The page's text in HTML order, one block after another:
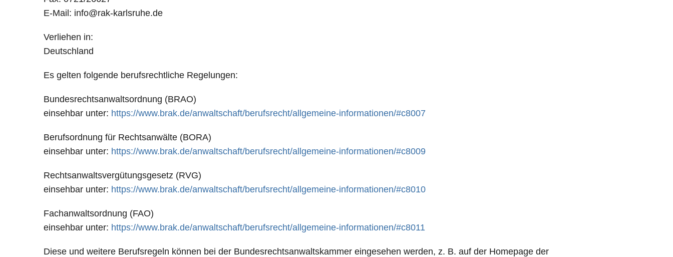
E-Mail: info@rak-karlsruhe.de
Verliehen in:
Deutschland
Es gelten folgende berufsrechtliche Regelungen:
Bundesrechtsanwaltsordnung (BRAO)
einsehbar unter: https://www.brak.de/anwaltschaft/berufsrecht/allgemeine-informationen/#c8007
Berufsordnung für Rechtsanwälte (BORA)
einsehbar unter: https://www.brak.de/anwaltschaft/berufsrecht/allgemeine-informationen/#c8009
Rechtsanwaltsvergütungsgesetz (RVG)
einsehbar unter: https://www.brak.de/anwaltschaft/berufsrecht/allgemeine-informationen/#c8010
Fachanwaltsordnung (FAO)
einsehbar unter: https://www.brak.de/anwaltschaft/berufsrecht/allgemeine-informationen/#c8011
Diese und weitere Berufsregeln können bei der Bundesrechtsanwaltskammer eingesehen werden, z. B. auf der Homepage der